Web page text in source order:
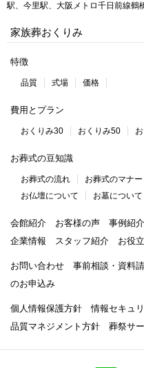
駅、今里駅、大阪メトロ千日前線鶴
家族葬おくりみ
特徴
品質 式場 価格
費用とプラン
おくりみ30 おくりみ50
お葬式の豆知識
お葬式の流れ お葬式のマナー
お仏壇について
お墓について
会館紹介 お客様の声 事例紹介
企業情報
スタッフ紹介 お役
お問い合わせ 事前相談・資料
のお申込み
個人情報保護方針
情報セキュ
品質マネジメント方針
葬祭サ